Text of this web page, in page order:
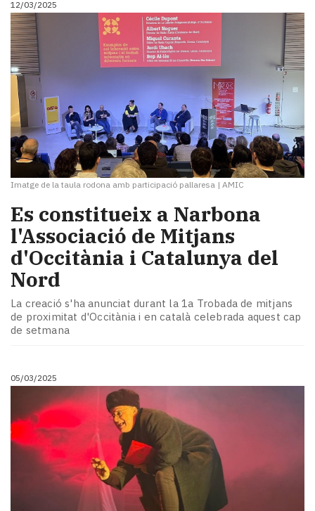
i
turisme
Cultura
Esports
Mai
tant!
TV
i
mitjans
El
temps
Reportatges
Entrevistes
Enquestes
A
escena!
Dis
la
teva!
Subscriptors
La
Pallars
Contingut
patrocinat
més
llegit...
Editorial
12/03/2025
Imatge de la taula rodona amb participació pallaresa | AMIC
Es constitueix a Narbona
l'Associació de Mitjans
d'Occitània i Catalunya del
Nord
​La creació s'ha anunciat durant la 1a Trobada de mitjans
de proximitat d'Occitània i en català celebrada aquest cap
de setmana
05/03/2025